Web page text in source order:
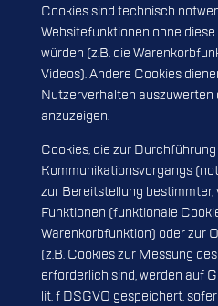
Cookies sind technisch
Websitefunktionen ohne
würden (z.B. die
Videos). Andere Cookies
Nutzerverhalten auszuwerten
anzuzeigen.
Cookies, die zur
Kommunikationsvorgangs
zur Bereitstellung
Funktionen (funktionale
Warenkorbfunktion) oder zur
(z.B. Cookies zur Messung
erforderlich sind, werden auf
lit. f DSGVO gespeichert,